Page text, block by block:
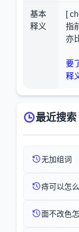
基本
释义
[
指
亦
要
释
最近搜索
无加组词
痔可以怎
面不改色